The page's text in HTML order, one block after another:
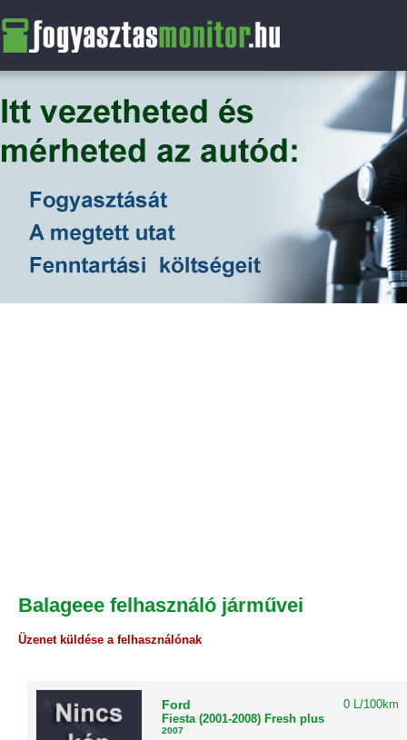
Balageee felhasználó járművei
Üzenet küldése a felhasználónak
Ford
Fiesta (2001-2008) Fresh plus
2007
0 L/100km